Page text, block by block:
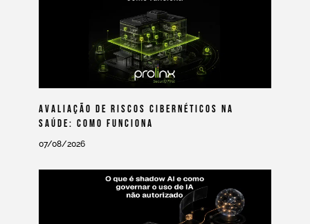
Avaliação De Riscos Cibernéticos Na
Saúde: Como Funciona
07/08/2026